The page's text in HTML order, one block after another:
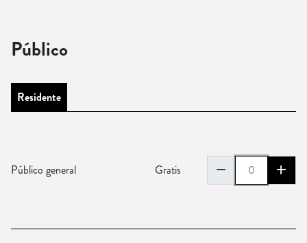
Público
Residente
Público general Gratis remove add